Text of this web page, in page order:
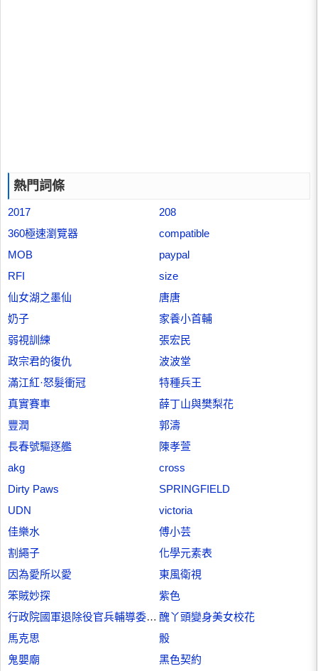
熱門詞條
2017
208
360極速瀏覽器
compatible
MOB
paypal
RFI
size
仙女湖之墨仙
唐唐
奶子
家養小首輔
弱視訓練
張宏民
政宗君的復仇
波波堂
滿江紅·怒髮衝冠
特種兵王
真實賽車
薛丁山與樊梨花
豐潤
郭濤
長春號驅逐艦
陳孝萱
akg
cross
Dirty Paws
SPRINGFIELD
UDN
victoria
佳樂水
傅小芸
割繩子
化學元素表
因為愛所以愛
東風衛視
笨賊妙探
紫色
行政院國軍退除役官兵輔導委員會 醜丫頭變身美女校花
馬克思
骰
鬼嬰廟
黑色契約